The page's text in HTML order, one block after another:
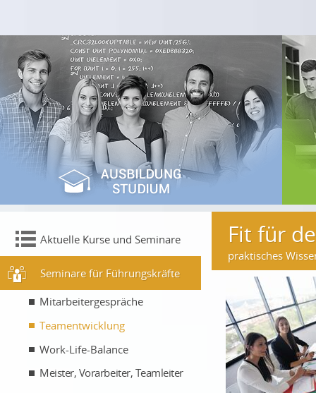
Aktuelle Kurse und Seminare
Seminare für Führungskräfte
Mitarbeitergespräche
Teamentwicklung
Work-Life-Balance
Meister, Vorarbeiter, Teamleiter
Fit für
praktisches